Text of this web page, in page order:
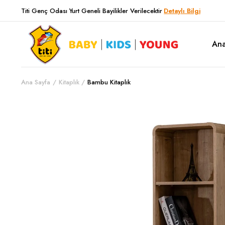
Titi Genç Odası Yurt Geneli Bayilikler Verilecektir Detaylı Bilgi
Marbel
Retro
Mocca
Aura
Gamer
Rose
Gold
Ana Sayfa Kitaplık Bambu Kitaplık